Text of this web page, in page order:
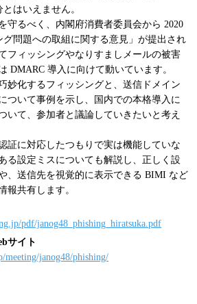
はいえません。
守るべく、内閣府消費者委員会から 2020
グ問題への取組に関する意見」が提出され
フィッシングやなりすましメールの被害
DMARC 導入に向けて動いています。
妙化するフィッシングと、送信ドメイン
ついて事例を示し、国内での本格導入に
いて、参加者と議論していきたいと考え
証に対応したつもりで実は機能していな
る設定ミスについても解説し、正しく設
、送信先を視覚的に表示できる BIMI など
報共有します。
pdf/janog48_phishing_hiratsuka.pdf
サイト
meeting/janog48/phishing/